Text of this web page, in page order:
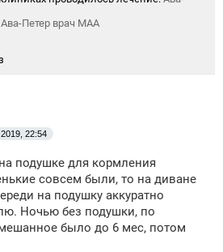
Ава-Петер врач МАА
22:54
подушке для кормления
совсем были, то на диване
на подушку аккуратно
Ночью без подушки, по
было до 6 мес, потом